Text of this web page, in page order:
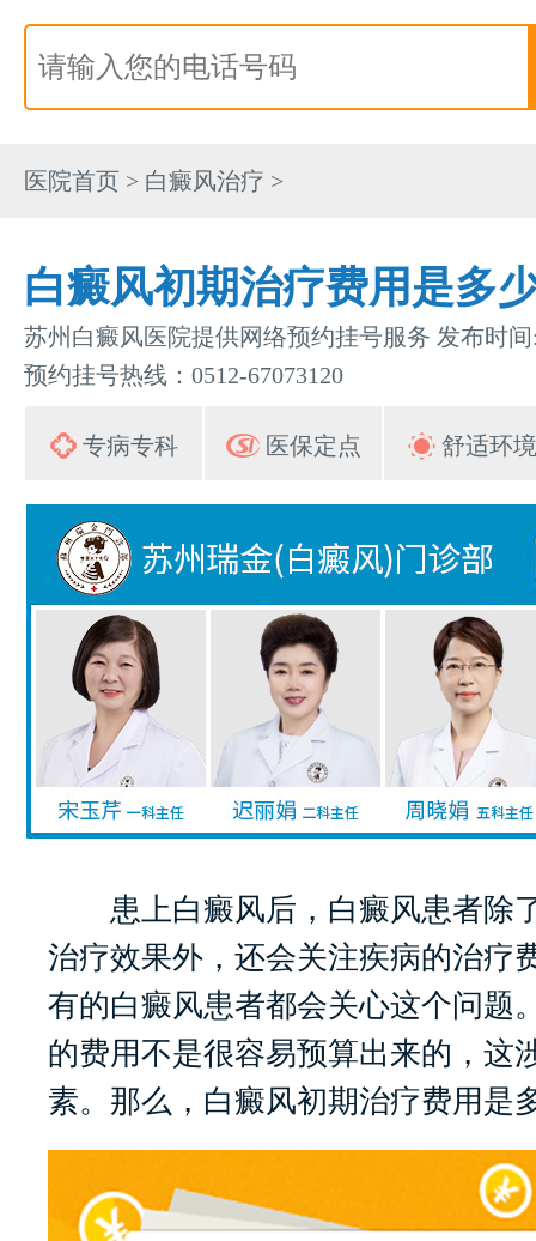
医院首页 > 白癜风治疗 >
白癜风初期治疗费用是多
苏州白癜风医院提供网络预约挂号服务 发布时间
预约挂号热线：0512-67073120
专病专科 医保定点 舒适环境
患上白癜风后，白癜风患者除
治疗效果外，还会关注疾病的治疗
有的白癜风患者都会关心这个问题
的费用不是很容易预算出来的，这
素。那么，白癜风初期治疗费用是